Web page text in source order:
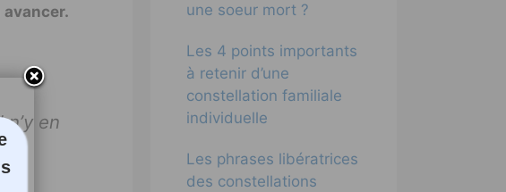
avancer.
en
une soeur mort ?
Les 4 points importants
à retenir d’une
constellation familiale
individuelle
Les phrases libératrices
des constellations